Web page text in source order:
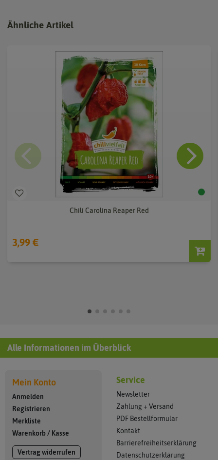
Ähnliche Artikel
Chili Carolina Reaper Red
3,99 €
Alle Informationen im Überblick
Mein Konto
Anmelden
Registrieren
Merkliste
Warenkorb / Kasse
Vertrag widerrufen
Service
Newsletter
Zahlung + Versand
PDF Bestellformular
Kontakt
Barrierefreiheitserklärung
Datenschutzerklärung